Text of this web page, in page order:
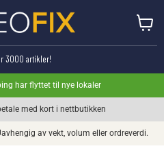
3000 artikler!
har flyttet til nye lokaler
med kort i nettbutikken
av vekt, volum eller ordreverdi.